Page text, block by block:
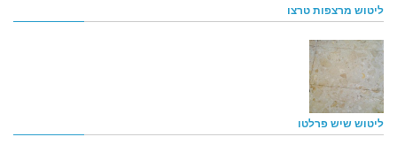
ליטוש מרצפות טרצו
ליטוש שיש פרלטו